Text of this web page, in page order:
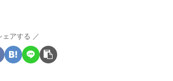
ェアする